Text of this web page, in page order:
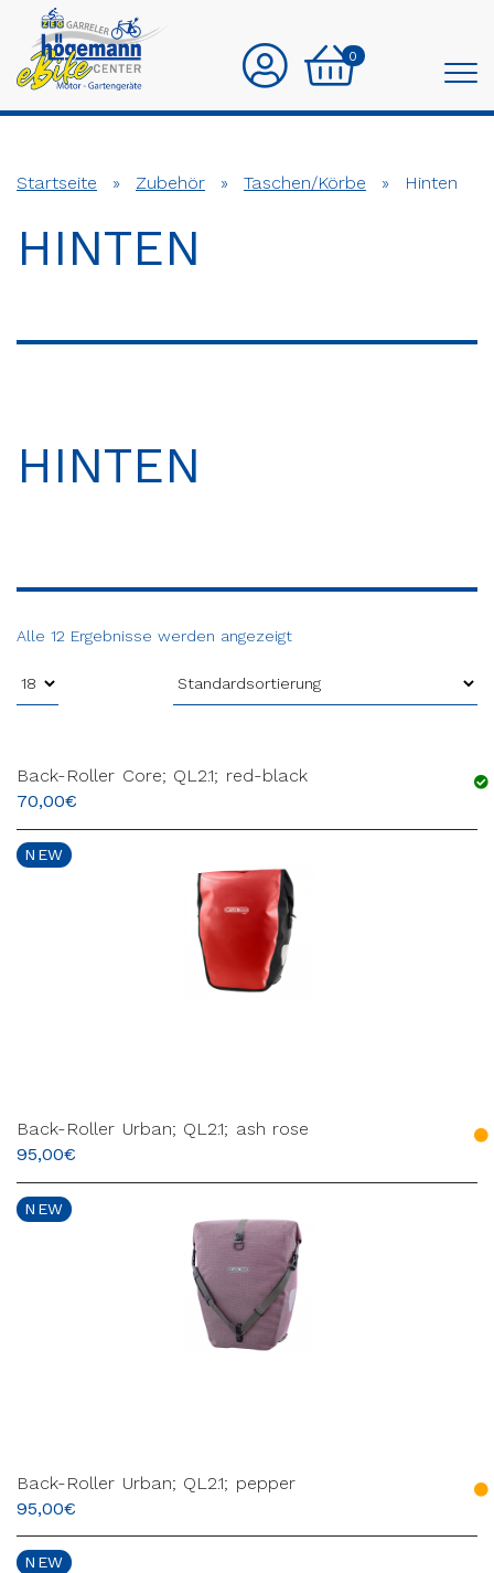
0
Startseite » Zubehör » Taschen/Körbe » Hinten
HINTEN
HINTEN
Alle 12 Ergebnisse werden angezeigt
Back-Roller Core; QL2.1; red-black
70,00€
NEW
Back-Roller Urban; QL2.1; ash rose
95,00€
NEW
Back-Roller Urban; QL2.1; pepper
95,00€
NEW